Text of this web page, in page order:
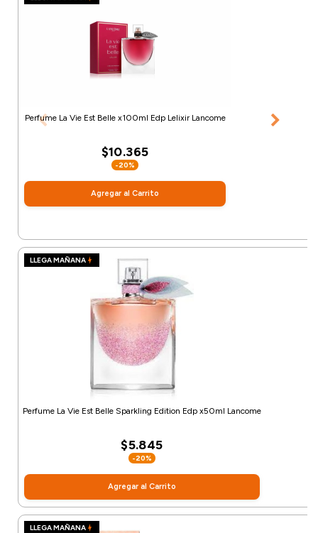
Perfume La Vie Est Belle x100ml Edp Lelixir Lancome
$10.365
-20%
Agregar al Carrito
LLEGA MAÑANA
Perfume La Vie Est Belle Sparkling Edition Edp x50ml Lancome
$5.845
-20%
Agregar al Carrito
LLEGA MAÑANA